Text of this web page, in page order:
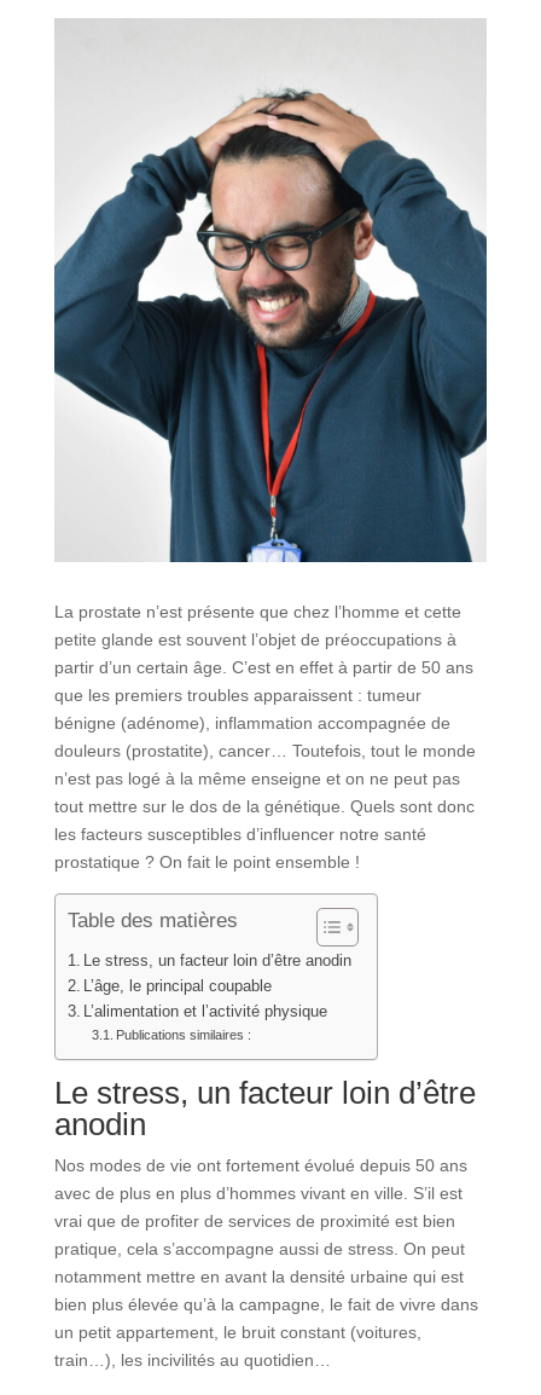
La prostate n’est présente que chez l’homme et cette
petite glande est souvent l’objet de préoccupations à
partir d’un certain âge. C’est en effet à partir de 50 ans
que les premiers troubles apparaissent : tumeur
bénigne (adénome), inflammation accompagnée de
douleurs (prostatite), cancer… Toutefois, tout le monde
n’est pas logé à la même enseigne et on ne peut pas
tout mettre sur le dos de la génétique. Quels sont donc
les facteurs susceptibles d’influencer notre santé
prostatique ? On fait le point ensemble !
Table des matières
Le stress, un facteur loin d’être anodin
L’âge, le principal coupable
L’alimentation et l’activité physique
Publications similaires :
Le stress, un facteur loin d’être
anodin
Nos modes de vie ont fortement évolué depuis 50 ans
avec de plus en plus d’hommes vivant en ville. S’il est
vrai que de profiter de services de proximité est bien
pratique, cela s’accompagne aussi de stress. On peut
notamment mettre en avant la densité urbaine qui est
bien plus élevée qu’à la campagne, le fait de vivre dans
un petit appartement, le bruit constant (voitures,
train…), les incivilités au quotidien…